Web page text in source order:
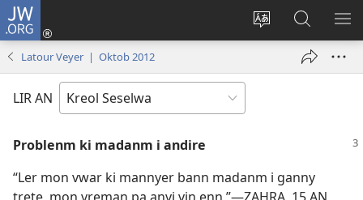
JW.ORG
Sanz
Log
window)
Rode
JW.ORG
Latour Veyer | Oktob 2012
LIR AN
Problenm ki madanm i andire
“Ler mon vwar ki mannyer bann madanm i ganny